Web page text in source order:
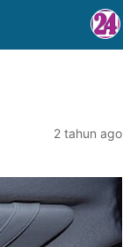
2 tahun ago